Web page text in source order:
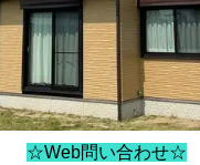
☆Web問い合わせ☆